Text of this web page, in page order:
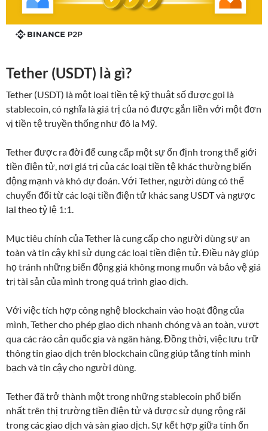
Tether (USDT) là gì?
Tether (USDT) là một loại tiền tệ kỹ thuật số được gọi là
stablecoin, có nghĩa là giá trị của nó được gắn liền với một đơn
vị tiền tệ truyền thống như đô la Mỹ.
Tether được ra đời để cung cấp một sự ổn định trong thế giới
tiền điện tử, nơi giá trị của các loại tiền tệ khác thường biến
động mạnh và khó dự đoán. Với Tether, người dùng có thể
chuyển đổi từ các loại tiền điện tử khác sang USDT và ngược
lại theo tỷ lệ 1:1.
Mục tiêu chính của Tether là cung cấp cho người dùng sự an
toàn và tin cậy khi sử dụng các loại tiền điện tử. Điều này giúp
họ tránh những biến động giá không mong muốn và bảo vệ giá
trị tài sản của mình trong quá trình giao dịch.
Với việc tích hợp công nghệ blockchain vào hoạt động của
mình, Tether cho phép giao dịch nhanh chóng và an toàn, vượt
qua các rào cản quốc gia và ngân hàng. Đồng thời, việc lưu trữ
thông tin giao dịch trên blockchain cũng giúp tăng tính minh
bạch và tin cậy cho người dùng.
Tether đã trở thành một trong những stablecoin phổ biến
nhất trên thị trường tiền điện tử và được sử dụng rộng rãi
trong các giao dịch và sàn giao dịch. Sự kết hợp giữa tính ổn